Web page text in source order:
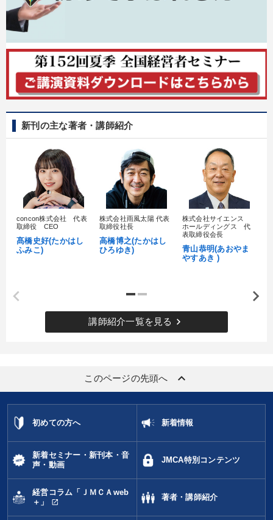
新刊の主な著者・講師紹介
concon株式会社 代表
取締役 CEO
髙橋史好(たかはし
ふみこ)
株式会社雨風太陽 代表
取締役社長
高橋博之(たかはし
ひろゆき)
株式会社サイエンス
ホールディングス 代
表取締役会長
青山恭明(あおやま
やすあき )
講師紹介一覧を見る keyboard_arrow_right
このページの先頭へ keyboard_arrow_up
初めての方へ 新着情報
新着セミナー・新刊本・音
声・動画
JMCA特別コンテンツ
経営コラム「ＪＭＣＡweb
＋」
open_in_new
著者・講師紹介